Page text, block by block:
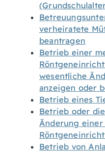
verheiratete
beantragen
Betrieb einer
wesentliche
anzeigen oder
Betrieb eines
Betrieb oder
Änderung einer
Betrieb von